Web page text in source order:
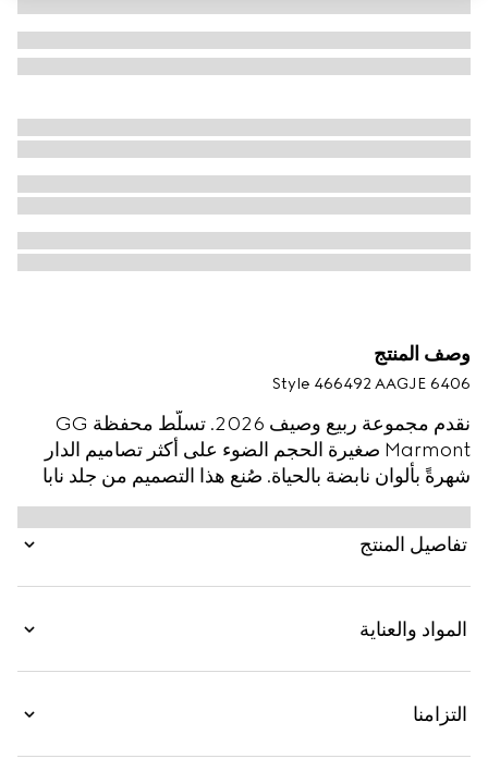
وصف المنتج
Style ‎466492 AAGJE 6406
نقدم مجموعة ربيع وصيف 2026. تسلّط محفظة GG
Marmont صغيرة الحجم الضوء على أكثر تصاميم الدار
شهرةً بألوان نابضة بالحياة. صُنع هذا التصميم من جلد نابا
مبطن بتصميم شيفرون، ويكتمل بقطعة معدنية بلمسات
نهائية باللون الذهبي.
تفاصيل المنتج
المواد والعناية
التزامنا